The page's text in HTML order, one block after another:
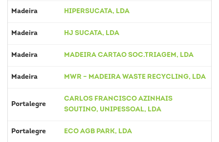
Madeira HIPERSUCATA, LDA
Madeira HJ SUCATA, LDA
Madeira MADEIRA CARTAO SOC.TRIAGEM, LDA
Madeira MWR – MADEIRA WASTE RECYCLING, LDA
Portalegre
CARLOS FRANCISCO AZINHAIS
SOUTINO, UNIPESSOAL, LDA
Portalegre ECO AGB PARK, LDA